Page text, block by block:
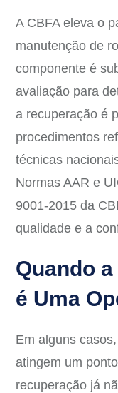
A CBFA eleva o
manutenção de
componente é
avaliação para
a recuperação é
procedimentos
técnicas
Normas AAR e
9001-2015 da
qualidade e a
Quando
é Uma
Em alguns
atingem um
recuperação já